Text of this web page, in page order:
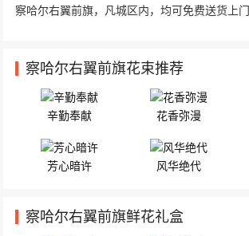
察哈尔右翼前旗，凡城区内，均可免费送货上门
察哈尔右翼前旗花束推荐
辛勤奉献 花香弥漫
芳心暗许 风华绝代
察哈尔右翼前旗鲜花礼盒